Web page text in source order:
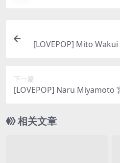
[LOVEPOP] Mito
下一篇
[LOVEPOP] Naru Miyamoto
相关文章